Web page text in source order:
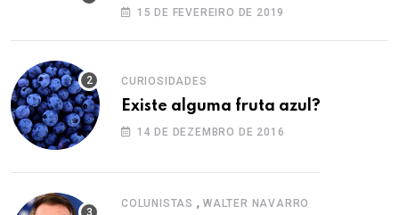
15 DE FEVEREIRO DE 2019
CURIOSIDADES
Existe alguma fruta azul?
14 DE DEZEMBRO DE 2016
COLUNISTAS , WALTER NAVARRO